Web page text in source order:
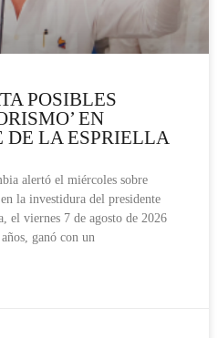
POSIBLES
EN
LA ESPRIELLA
alertó el miércoles sobre
la investidura del presidente
el viernes 7 de agosto de 2026
ganó con un